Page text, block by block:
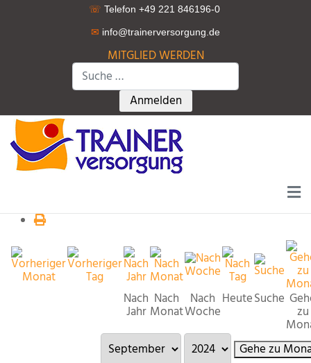
☏ Telefon +49 221 846196-0
✉ info@trainerversorgung.de
MITGLIED WERDEN
Suchen
Type 2 or more characters for
Anmelden
Nach
Jahr
Nach
Monat
Nach
Woche
HeuteSuche
zu
Gehe zu